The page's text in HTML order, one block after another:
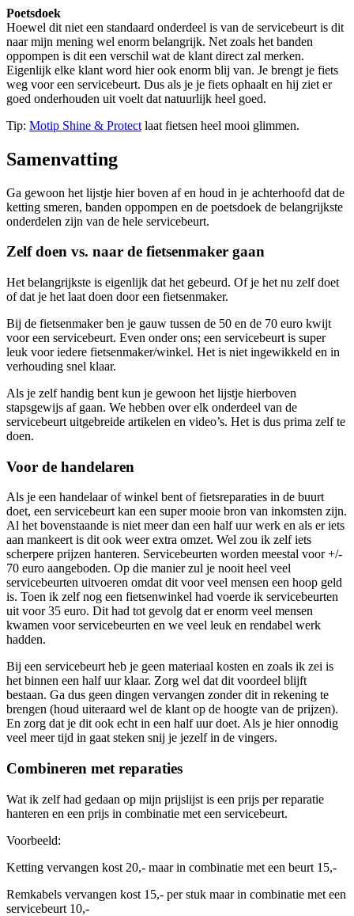
Poetsdoek
Hoewel dit niet een standaard onderdeel is van de servicebeurt is dit
naar mijn mening wel enorm belangrijk. Net zoals het banden
oppompen is dit een verschil wat de klant direct zal merken.
Eigenlijk elke klant word hier ook enorm blij van. Je brengt je fiets
weg voor een servicebeurt. Dus als je je fiets ophaalt en hij ziet er
goed onderhouden uit voelt dat natuurlijk heel goed.
Tip: Motip Shine & Protect laat fietsen heel mooi glimmen.
Samenvatting
Ga gewoon het lijstje hier boven af en houd in je achterhoofd dat de
ketting smeren, banden oppompen en de poetsdoek de belangrijkste
onderdelen zijn van de hele servicebeurt.
Zelf doen vs. naar de fietsenmaker gaan
Het belangrijkste is eigenlijk dat het gebeurd. Of je het nu zelf doet
of dat je het laat doen door een fietsenmaker.
Bij de fietsenmaker ben je gauw tussen de 50 en de 70 euro kwijt
voor een servicebeurt. Even onder ons; een servicebeurt is super
leuk voor iedere fietsenmaker/winkel. Het is niet ingewikkeld en in
verhouding snel klaar.
Als je zelf handig bent kun je gewoon het lijstje hierboven
stapsgewijs af gaan. We hebben over elk onderdeel van de
servicebeurt uitgebreide artikelen en video’s. Het is dus prima zelf te
doen.
Voor de handelaren
Als je een handelaar of winkel bent of fietsreparaties in de buurt
doet, een servicebeurt kan een super mooie bron van inkomsten zijn.
Al het bovenstaande is niet meer dan een half uur werk en als er iets
aan mankeert is dit ook weer extra omzet. Wel zou ik zelf iets
scherpere prijzen hanteren. Servicebeurten worden meestal voor +/-
70 euro aangeboden. Op die manier zul je nooit heel veel
servicebeurten uitvoeren omdat dit voor veel mensen een hoop geld
is. Toen ik zelf nog een fietsenwinkel had voerde ik servicebeurten
uit voor 35 euro. Dit had tot gevolg dat er enorm veel mensen
kwamen voor servicebeurten en we veel leuk en rendabel werk
hadden.
Bij een servicebeurt heb je geen materiaal kosten en zoals ik zei is
het binnen een half uur klaar. Zorg wel dat dit voordeel blijft
bestaan. Ga dus geen dingen vervangen zonder dit in rekening te
brengen (houd uiteraard wel de klant op de hoogte van de prijzen).
En zorg dat je dit ook echt in een half uur doet. Als je hier onnodig
veel meer tijd in gaat steken snij je jezelf in de vingers.
Combineren met reparaties
Wat ik zelf had gedaan op mijn prijslijst is een prijs per reparatie
hanteren en een prijs in combinatie met een servicebeurt.
Voorbeeld:
Ketting vervangen kost 20,- maar in combinatie met een beurt 15,-
Remkabels vervangen kost 15,- per stuk maar in combinatie met een
servicebeurt 10,-